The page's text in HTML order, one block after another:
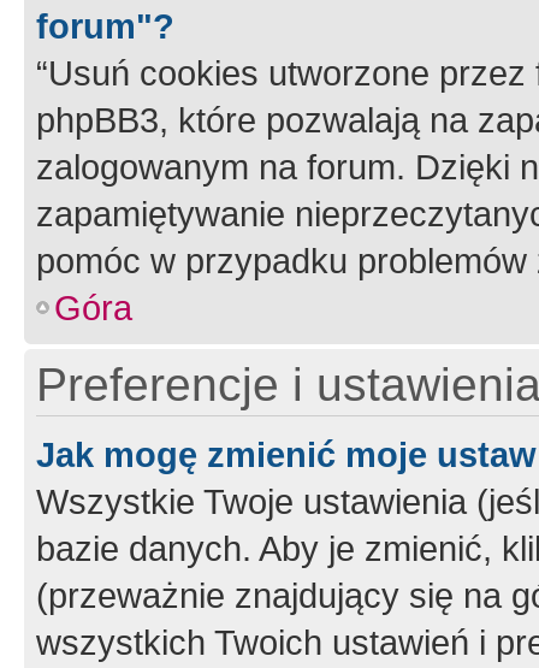
forum"?
“Usuń cookies utworzone
phpBB3, które pozwalają na
zalogowanym na forum. Dzięki
zapamiętywanie
pomóc w przypadku
Góra
Preferencje i
Jak mogę zmienić moje
Wszystkie Twoje ustawienia
bazie danych. Aby je zmienić,
(przeważnie znajdujący się na
wszystkich Twoich ustawień i